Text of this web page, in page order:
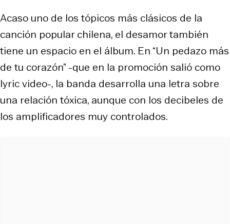
Acaso uno de los tópicos más clásicos de la
canción popular chilena, el desamor también
tiene un espacio en el álbum. En “Un pedazo más
de tu corazón” -que en la promoción salió como
lyric video-, la banda desarrolla una letra sobre
una relación tóxica, aunque con los decibeles de
los amplificadores muy controlados.